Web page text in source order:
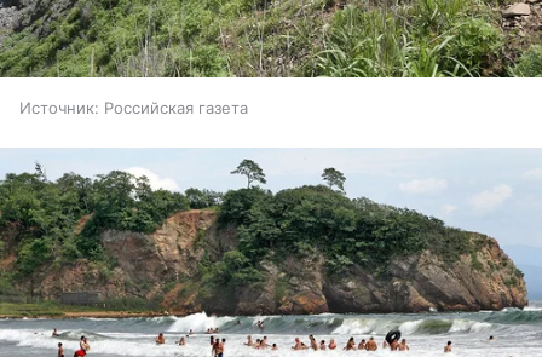
Источник: Российская газета